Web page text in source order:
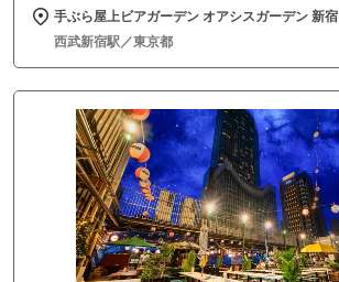
手ぶら屋上ビアガーデン オアシスガーデン 新宿
西武新宿駅／東京都